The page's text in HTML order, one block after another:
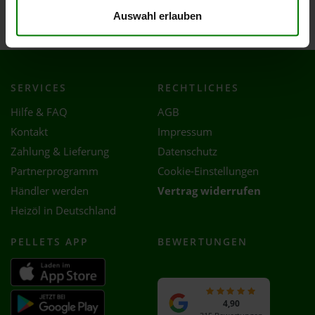
Auswahl erlauben
SERVICES
Hilfe & FAQ
Kontakt
Zahlung & Lieferung
Partnerprogramm
Händler werden
Heizöl in Deutschland
RECHTLICHES
AGB
Impressum
Datenschutz
Cookie-Einstellungen
Vertrag widerrufen
PELLETS APP BEWERTUNGEN
4,90